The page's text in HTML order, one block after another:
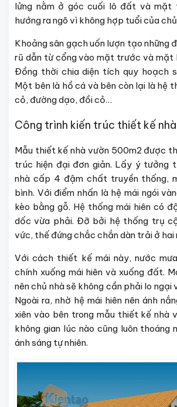
lửng nằm ở góc cuối lô đất và mặt
hướng ra ngõ vì không hợp tuổi của
Khoảng sân gạch uốn lượn tạo những
rũ dẫn từ cổng vào mặt trước và mặt
Đồng thời chia diện tích quy hoạch
Một bên là hồ cá và bên còn lại là hệ
cỏ, đường dạo, đồi cỏ…
Công trình kiến trúc thiết kế
Mẫu thiết kế nhà vườn 500m2được
trúc hiện đại đơn giản. Lấy ý tưởng
nhà cấp 4 đậm chất truyền thống,
bình. Với điểm nhấn là hệ mái ngói
kèo bằng gỗ. Hệ thống mái hiên có
dốc vừa phải. Đỡ bởi hệ thống trụ
vức, thế đứng chắc chắn dàn trải ở hai
Với cách thiết kế mái này, nước
chính xuống mái hiên và xuống đất.
nên chủ nhà sẽ không cần phải lo
Ngoài ra, nhờ hệ mái hiên nên ánh
xiên vào bên trong mẫu thiết kế nhà
không gian lúc nào cũng luôn thoáng
ánh sáng tự nhiên.